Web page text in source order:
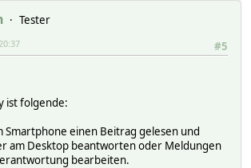
Tester
#5
ist folgende:
Smartphone einen Beitrag gelesen und
am Desktop beantworten oder Meldungen
bearbeiten.